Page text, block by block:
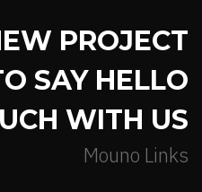
PROJECT
SAY HELLO
WITH US
Mouno Links